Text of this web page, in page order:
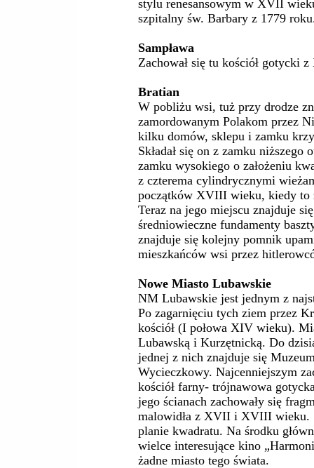
stylu renesansowym w XVII
szpitalny św. Barbary z 1779
Sampława
Zachował się tu kościół gotycki
Bratian
W pobliżu wsi, tuż przy drodze
zamordowanym Polakom przez
kilku domów, sklepu i zamku
Składał się on z zamku
zamku wysokiego o założeniu
z czterema cylindrycznymi
początków XVIII wieku, kiedy to
Teraz na jego miejscu znajduje
średniowieczne fundamenty
znajduje się kolejny pomnik
mieszkańców wsi przez
Nowe Miasto Lubawskie
NM Lubawskie jest jednym z
Po zagarnięciu tych ziem przez
kościół (I połowa XIV wieku).
Lubawską i Kurzętnicką. Do
jednej z nich znajduje się
Wycieczkowy. Najcenniejszym
kościół farny- trójnawowa
jego ścianach zachowały się
malowidła z XVII i XVIII wieku.
planie kwadratu. Na środku
wielce interesujące kino
żadne miasto tego świata.